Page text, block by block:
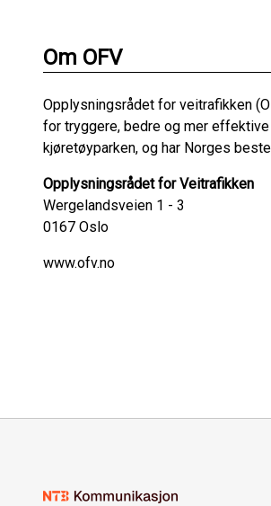
Om OFV
Opplysningsrådet for veitrafikken
for tryggere, bedre og mer
kjøretøyparken, og har Norges
Opplysningsrådet for Veitrafikken
Wergelandsveien 1 - 3
0167 Oslo
www.ofv.no